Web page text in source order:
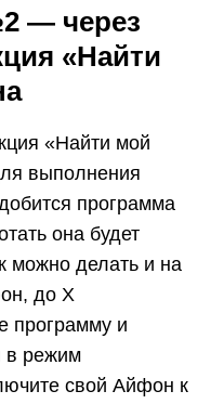
— через
«Найти
«Найти мой
выполнения
программа
она будет
можно делать и на
до X
программу и
в режим
свой Айфон к